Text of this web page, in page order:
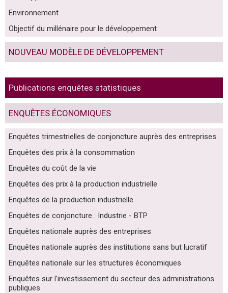
Environnement
Objectif du millénaire pour le développement
NOUVEAU MODÈLE DE DÉVELOPPEMENT
Publications enquêtes statistiques
ENQUÊTES ÉCONOMIQUES
Enquêtes trimestrielles de conjoncture auprès des entreprises
Enquêtes des prix à la consommation
Enquêtes du coût de la vie
Enquêtes des prix à la production industrielle
Enquêtes de la production industrielle
Enquêtes de conjoncture : Industrie - BTP
Enquêtes nationale auprès des entreprises
Enquêtes nationale auprès des institutions sans but lucratif
Enquêtes nationale sur les structures économiques
Enquêtes sur l'investissement du secteur des administrations
publiques